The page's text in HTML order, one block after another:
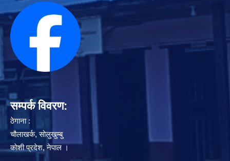
सम्पर्क विवरण:
ठेगाना :
चौलाखर्क, सोलुखुम्बु
काेशी प्रदेश, नेपाल ।